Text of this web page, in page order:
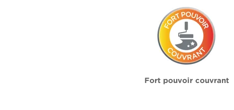
Fort pouvoir couvrant